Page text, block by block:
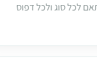
לכל סוג ולכל דפוס